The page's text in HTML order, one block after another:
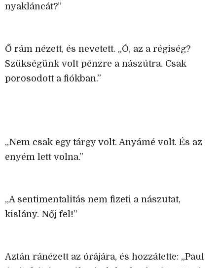
nyakláncát?”
Ő rám nézett, és nevetett. „Ó, az a régiség?
Szükségünk volt pénzre a nászútra. Csak
porosodott a fiókban.”
„Nem csak egy tárgy volt. Anyámé volt. És az
enyém lett volna.”
„A sentimentalitás nem fizeti a nászutat,
kislány. Nőj fel!”
Aztán ránézett az órájára, és hozzátette: „Paul